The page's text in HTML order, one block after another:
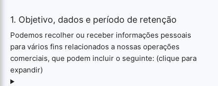
1. Objetivo, dados e período de retenção
Podemos recolher ou receber informações pessoais
para vários fins relacionados a nossas operações
comerciais, que podem incluir o seguinte: (clique para
expandir)